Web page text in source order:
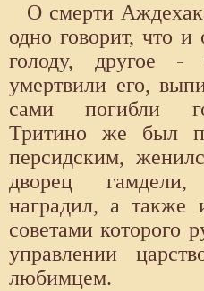
О смерти
одно говорит, что
голоду, другое -
умертвили его,
сами погибли
Тритино же был
персидским,
дворец
наградил, а
советами которого
управлении
любимцем.